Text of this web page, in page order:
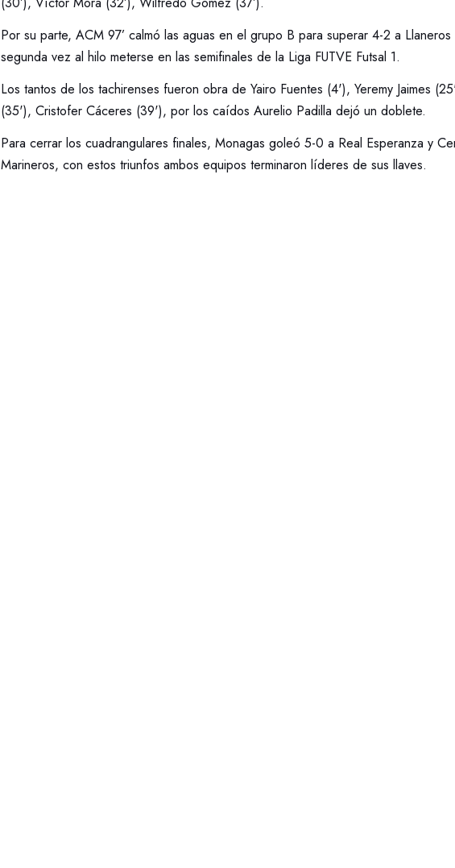
Por su parte, ACM 97’ calmó las aguas en el grupo B para superar 4-2 a
segunda vez al hilo meterse en las semifinales de la Liga FUTVE Futsal 1.
Los tantos de los tachirenses fueron obra de Yairo Fuentes (4'), Yeremy Jaimes
(35'), Cristofer Cáceres (39'), por los caídos Aurelio Padilla dejó un doblete.
Para cerrar los cuadrangulares finales, Monagas goleó 5-0 a Real Esperanza y
Marineros, con estos triunfos ambos equipos terminaron líderes de sus llaves.